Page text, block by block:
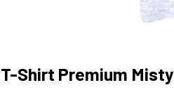
T-Shirt Premium Misty